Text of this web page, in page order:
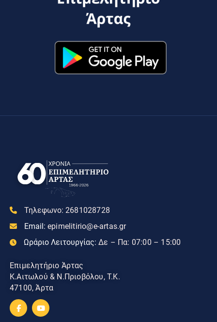
Τηλεφωνο: 2681028728
Email: epimelitirio@e-artas.gr
Ωράριο Λειτουργίας: Δε – Πα: 07:00 – 15:00
Επιμελητήριο Άρτας
Κ.Αιτωλού & Ν.Πριοβόλου, Τ.Κ.
47100, Άρτα